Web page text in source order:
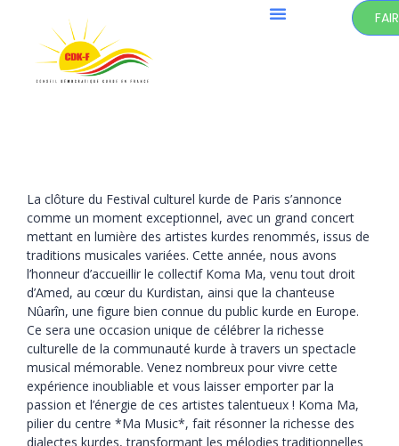
La clôture du Festival culturel kurde de Paris s’annonce
comme un moment exceptionnel, avec un grand concert
mettant en lumière des artistes kurdes renommés, issus de
traditions musicales variées. Cette année, nous avons
l’honneur d’accueillir le collectif Koma Ma, venu tout droit
d’Amed, au cœur du Kurdistan, ainsi que la chanteuse
Nûarîn, une figure bien connue du public kurde en Europe.
Ce sera une occasion unique de célébrer la richesse
culturelle de la communauté kurde à travers un spectacle
musical mémorable. Venez nombreux pour vivre cette
expérience inoubliable et vous laisser emporter par la
passion et l’énergie de ces artistes talentueux ! Koma Ma,
pilier du centre *Ma Music*, fait résonner la richesse des
dialectes kurdes, transformant les mélodies traditionnelles